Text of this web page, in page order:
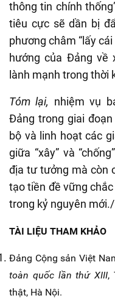
thông tin chính
tiêu cực sẽ dần bị
phương châm “lấy
hướng của Đảng về
lành mạnh trong thời
Tóm lại, nhiệm vụ
Đảng trong giai
bộ và linh hoạt các
giữa “xây” và
địa tư tưởng mà còn
tạo tiền đề vững
trong kỷ nguyên
TÀI LIỆU THAM KHẢO
Đảng Cộng sản Việt
toàn quốc lần thứ XIII,
thật, Hà Nội.